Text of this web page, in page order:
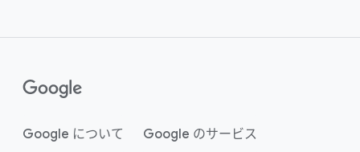
コンタクト センター
Chrome Enterprise Upgrade
デバイス
購入方法
ガイド
()
Google について Google のサービス